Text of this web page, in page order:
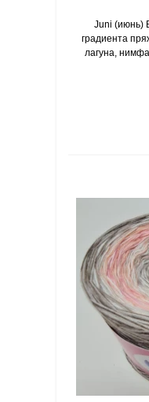
Juni (июнь)
градиента
лагуна,